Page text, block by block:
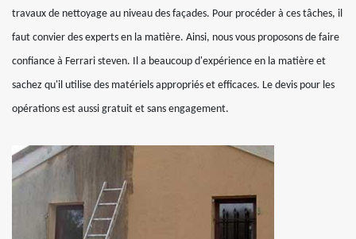
travaux de nettoyage au niveau des façades. Pour procéder à ces tâches, il
faut convier des experts en la matière. Ainsi, nous vous proposons de faire
confiance à Ferrari steven. Il a beaucoup d'expérience en la matière et
sachez qu'il utilise des matériels appropriés et efficaces. Le devis pour les
opérations est aussi gratuit et sans engagement.